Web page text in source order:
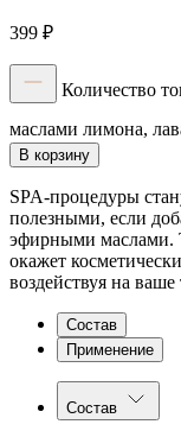
399 ₽
Количество
маслами лимона,
В корзину
SPA-процедуры
полезными, если
эфирными маслами.
окажет
воздействуя на ваше
Состав
Применение
Состав